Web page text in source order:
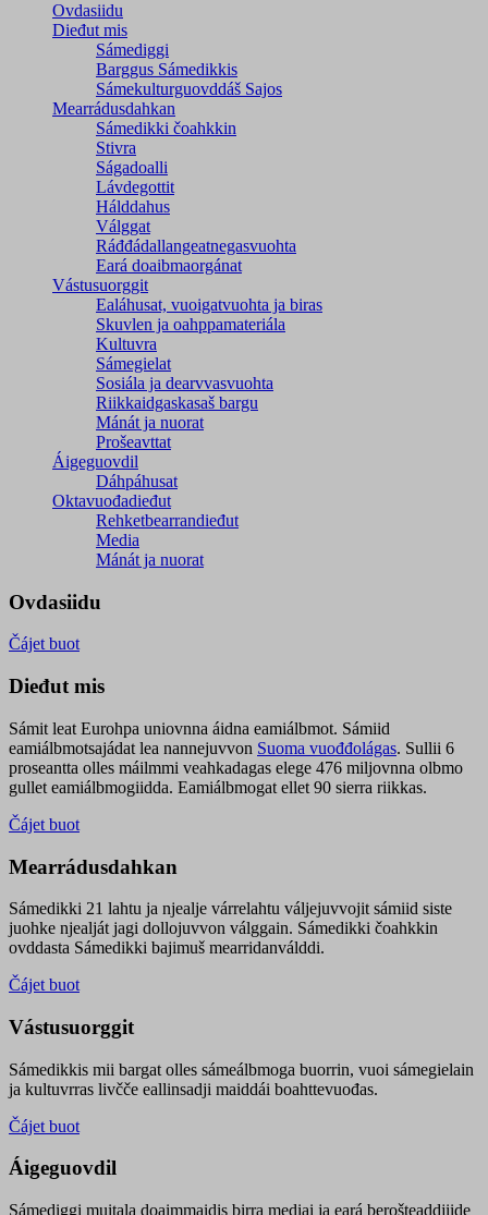
Ovdasiidu
Dieđut mis
Sámediggi
Barggus Sámedikkis
Sámekulturguovddáš Sajos
Mearrádusdahkan
Sámedikki čoahkkin
Stivra
Ságadoalli
Lávdegottit
Hálddahus
Válggat
Ráđđádallangeatnegas­vuohta
Eará doaibmaorgánat
Vástusuorggit
Ealáhusat, vuoigatvuohta ja biras
Skuvlen ja oahppamateriála
Kultuvra
Sámegielat
Sosiála ja dearvvasvuohta
Riikkaidgaskasaš bargu
Mánát ja nuorat
Prošeavttat
Áigeguovdil
Dáhpáhusat
Oktavuođadieđut
Rehketbearrandieđut
Media
Mánát ja nuorat
Ovdasiidu
Čájet buot
Dieđut mis
Sámit leat Eurohpa uniovnna áidna eamiálbmot. Sámiid
eamiálbmotsajádat lea nannejuvvon Suoma vuođđolágas. Sullii 6
proseantta olles máilmmi veahkadagas elege 476 miljovnna olbmo
gullet eamiálbmogiidda. Eamiálbmogat ellet 90 sierra riikkas.
Čájet buot
Mearrádusdahkan
Sámedikki 21 lahtu ja njealje várrelahtu váljejuvvojit sámiid siste
juohke njealját jagi dollojuvvon válggain. Sámedikki čoahkkin
ovddasta Sámedikki bajimuš mearridanválddi.
Čájet buot
Vástusuorggit
Sámedikkis mii bargat olles sámeálbmoga buorrin, vuoi sámegielain
ja kultuvrras livčče eallinsadji maiddái boahttevuođas.
Čájet buot
Áigeguovdil
Sámediggi muitala doaimmaidis birra mediai ja eará berošteaddjiide